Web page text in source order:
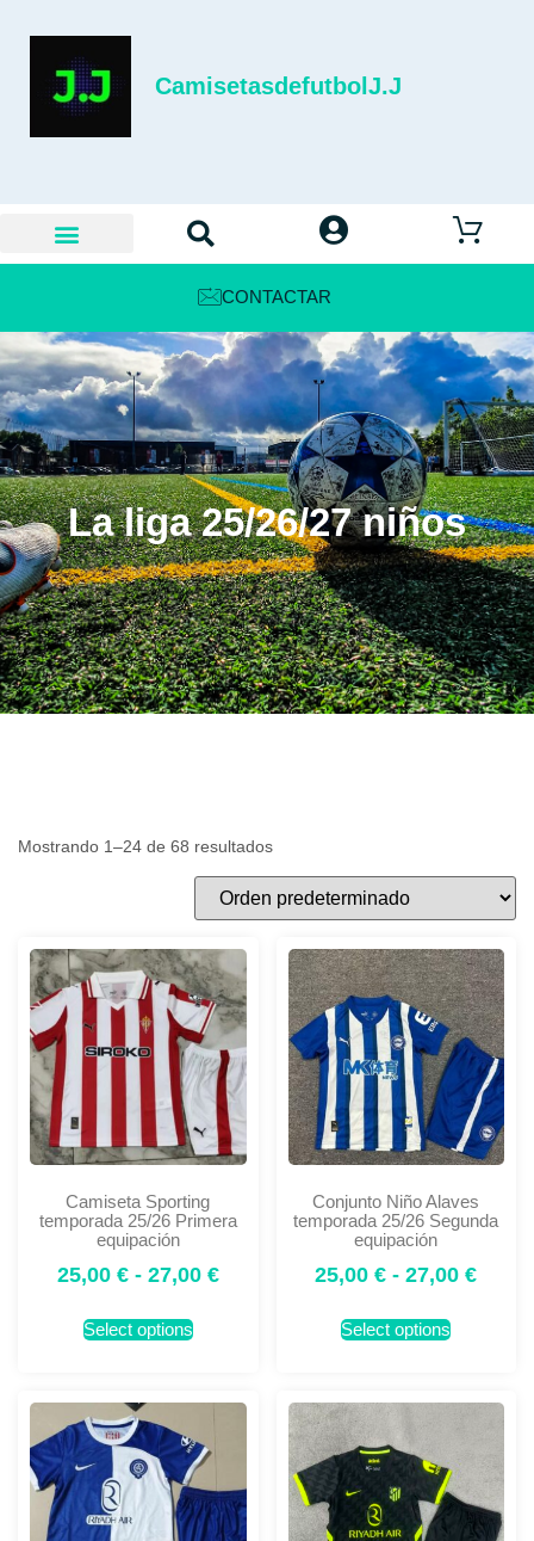
CamisetasdefutbolJ.J
CONTACTAR
La liga 25/26/27 niños
Mostrando 1–24 de 68 resultados
Camiseta Sporting
temporada 25/26 Primera
equipación
25,00 € - 27,00 €
Select options
Conjunto Niño Alaves
temporada 25/26 Segunda
equipación
25,00€ - 27,00€
Select options